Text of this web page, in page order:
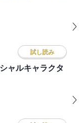
試し読み
ャルキャラクタ